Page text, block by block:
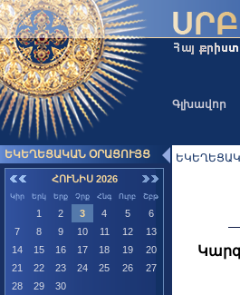
Գլխավոր
ԵԿԵՂԵՑԱԿԱՆ ՕՐԱՑՈՒՅՑ
ՀՈՒՆԻՍ 2026
Կիր Երկ Երք Չրք Հնգ Ուրբ Շբթ
1 2 3 4 5
6
7
8 9 10 11 12
13
14
15 16 17 18 19
20
21
22 23 24 25 26
27
28
29 30